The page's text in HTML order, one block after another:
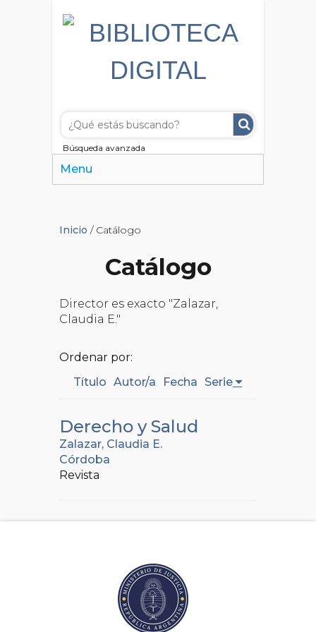
Búsqueda avanzada
Menu
Inicio / Catálogo
Catálogo
Director es exacto "Zalazar,
Claudia E."
Ordenar por:
Título Autor/a Fecha Serie
Derecho y Salud
Zalazar, Claudia E.
Córdoba
Revista